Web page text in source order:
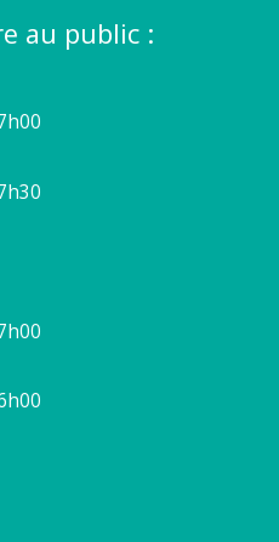
au public :